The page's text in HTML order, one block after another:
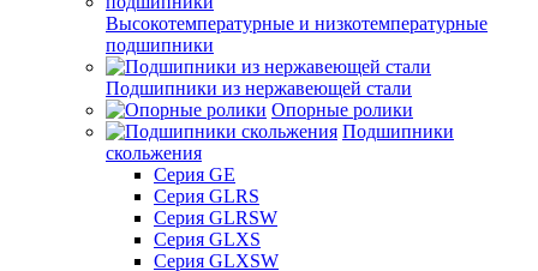
Высокотемпературные и низкотемпературные
подшипники
Подшипники из нержавеющей стали
Опорные ролики
Подшипники
скольжения
Серия GE
Серия GLRS
Серия GLRSW
Серия GLXS
Серия GLXSW